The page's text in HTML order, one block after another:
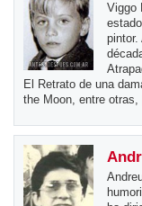
Viggo
El Retrato de una
the Moon, entre